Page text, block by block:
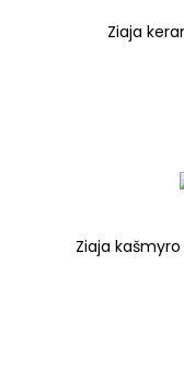
Ziaja
Ziaja